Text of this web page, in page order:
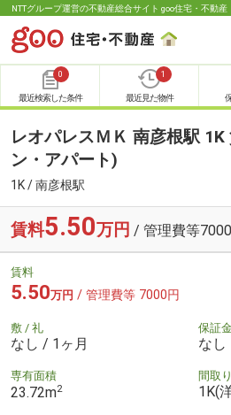
NTTグループ運営の不動産総合サイト goo住宅・不動産
0
最近検索した条件
1
最近見た物件
レオパレスＭＫ 南彦根駅
ン・アパート)
1K / 南彦根駅
賃料5.50万円 / 管理費等
賃料
5.50万円 / 管理費等 7000円
敷 / 礼
なし / 1ヶ月
保証
なし
専有面積
23.72m2
間取り
1K(